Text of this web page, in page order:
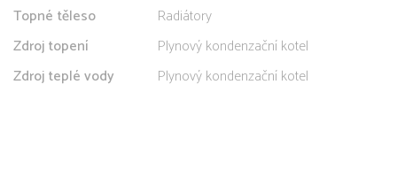
Topné těleso
Radiátory
Zdroj topení
Plynový kondenzační kotel
Zdroj teplé vody
Plynový kondenzační kotel